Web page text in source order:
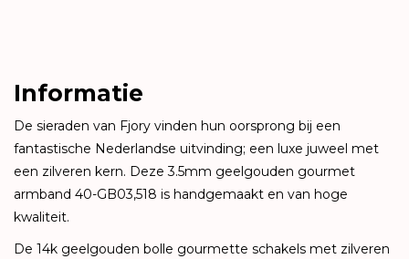
Informatie
De sieraden van Fjory vinden hun oorsprong bij een
fantastische Nederlandse uitvinding; een luxe juweel met
een zilveren kern. Deze 3.5mm geelgouden gourmet
armband 40-GB03,518 is handgemaakt en van hoge
kwaliteit.
De 14k geelgouden bolle gourmette schakels met zilveren